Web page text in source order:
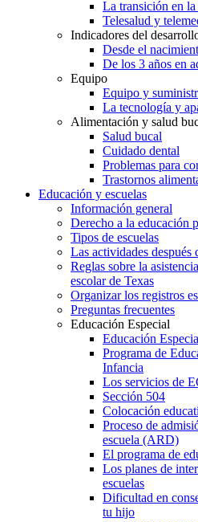
La transición en
Telesalud y
Indicadores del
Desde el
De los 3 años en
Equipo
Equipo y
La tecnología y
Alimentación y salud
Salud bucal
Cuidado dental
Problemas para
Trastornos
Educación y escuelas
Información general
Derecho a la educación
Tipos de escuelas
Las actividades después
Reglas sobre la
escolar de Texas
Organizar los registros
Preguntas frecuentes
Educación Especial
Educación
Programa de
Infancia
Los servicios de
Sección 504
Colocación
Proceso de
escuela (ARD)
El programa de
Los planes de
escuelas
Dificultad en
tu hijo